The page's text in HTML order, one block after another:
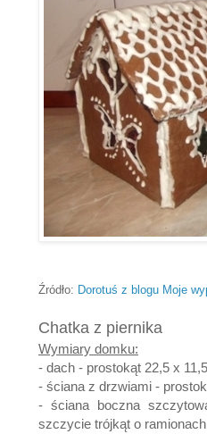
Źródło: Dorotuś z blogu Moje
Chatka z piernika
Wymiary domku:
- dach - prostokąt 22,5 x
- ściana z drzwiami -
- ściana boczna
szczycie trójkąt o